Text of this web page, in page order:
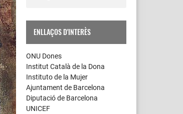
ENLLAÇOS D'INTERÈS
ONU Dones
Institut Català de la Dona
Instituto de la Mujer
Ajuntament de Barcelona
Diputació de Barcelona
UNICEF